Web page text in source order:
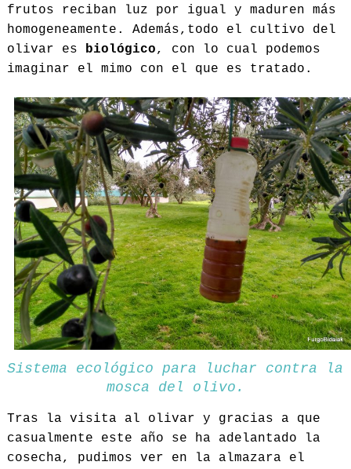
frutos reciban luz por igual y maduren más
homogeneamente. Además,todo el cultivo del
olivar es biológico, con lo cual podemos
imaginar el mimo con el que es tratado.
Sistema ecológico para luchar contra la
mosca del olivo.
Tras la visita al olivar y gracias a que
casualmente este año se ha adelantado la
cosecha, pudimos ver en la almazara el